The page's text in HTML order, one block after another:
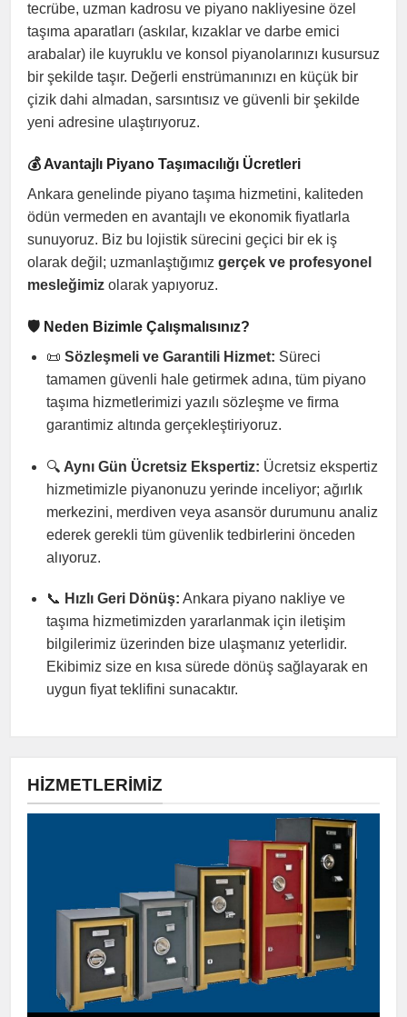
tecrübe, uzman kadrosu ve piyano nakliyesine özel
taşıma aparatları (askılar, kızaklar ve darbe emici
arabalar) ile kuyruklu ve konsol piyanolarınızı kusursuz
bir şekilde taşır. Değerli enstrümanınızı en küçük bir
çizik dahi almadan, sarsıntısız ve güvenli bir şekilde
yeni adresine ulaştırıyoruz.
💰 Avantajlı Piyano Taşımacılığı Ücretleri
Ankara genelinde piyano taşıma hizmetini, kaliteden
ödün vermeden en avantajlı ve ekonomik fiyatlarla
sunuyoruz. Biz bu lojistik sürecini geçici bir ek iş
olarak değil; uzmanlaştığımız gerçek ve profesyonel
mesleğimizolarak yapıyoruz.
🛡️ Neden Bizimle Çalışmalısınız?
📜 Sözleşmeli ve Garantili Hizmet: Süreci
tamamen güvenli hale getirmek adına, tüm piyano
taşıma hizmetlerimizi yazılı sözleşme ve firma
garantimiz altında gerçekleştiriyoruz.
🔍 Aynı Gün Ücretsiz Ekspertiz: Ücretsiz ekspertiz
hizmetimizle piyanonuzu yerinde inceliyor; ağırlık
merkezini, merdiven veya asansör durumunu analiz
ederek gerekli tüm güvenlik tedbirlerini önceden
alıyoruz.
📞 Hızlı Geri Dönüş: Ankara piyano nakliye ve
taşıma hizmetimizden yararlanmak için iletişim
bilgilerimiz üzerinden bize ulaşmanız yeterlidir.
Ekibimiz size en kısa sürede dönüş sağlayarak en
uygun fiyat teklifini sunacaktır.
HIZMETLERIMIZ